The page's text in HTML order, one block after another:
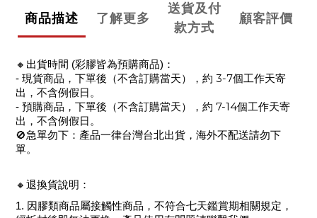
商品描述 了解更多
送貨及付
款方式
顧客評價
🔸 出貨時間 (彩膠皆為預購商品)：
- 現貨商品，下單後（不含訂購當天），約 3-7個工作天寄
出，不含例假日。
- 預購商品，下單後 （不含訂購當天） ，約 7-14個工作天寄
出，不含例假日。
🚫急單勿下：產品一律台灣台北出貨，海外不配送請勿下
單。
🔸 退換貨說明：
1. 因膠類商品屬接觸性商品，不符合七天鑑賞期相關規定，